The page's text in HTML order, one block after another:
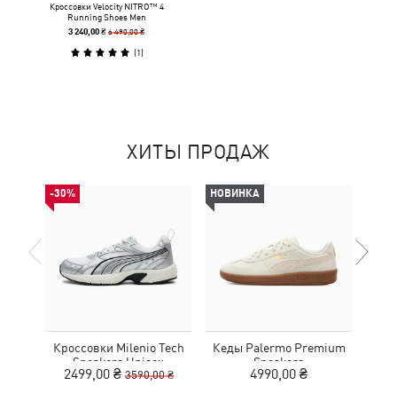
Кроссовки Velocity NITRO™ 4
Running Shoes Men
3 240,00 ₴6 490,00 ₴
(1)
ХИТЫ ПРОДАЖ
-30%
Кроссовки Milenio Tech
Sneakers Unisex
2499,00 ₴ 3590,00 ₴
НОВИНКА
Кеды Palermo Premium
Sneakers
4990,00 ₴